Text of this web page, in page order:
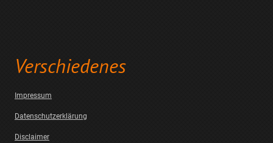
Verschiedenes
Impressum
Datenschutzerklärung
Disclaimer